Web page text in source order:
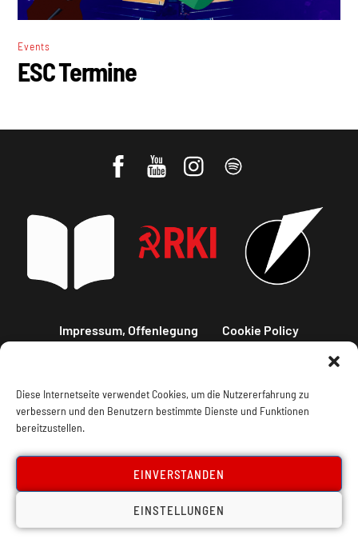
Diese Internetseite verwendet Cookies, um die Nutzererfahrung zu
verbessern und den Benutzern bestimmte Dienste und Funktionen
bereitzustellen.
EINVERSTANDEN
EINSTELLUNGEN
Events
ESC Termine
Impressum, Offenlegung Cookie Policy